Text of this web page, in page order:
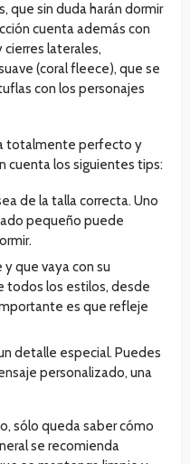
que sin duda harán dormir
cuenta además con
laterales,
(coral fleece), que se
con los personajes
totalmente perfecto y
cuenta los siguientes tips:
de la talla correcta. Uno
pequeño puede
que vaya con su
todos los estilos, desde
es que refleje
detalle especial. Puedes
personalizado, una
sólo queda saber cómo
se recomienda